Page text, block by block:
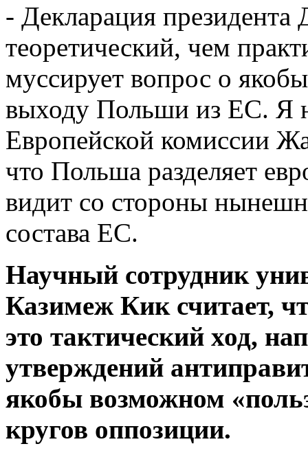
- Декларация президента
теоретический, чем
муссирует вопрос о
выходу Польши из ЕС. Я
Европейской комиссии
что Польша разделяет
видит со стороны
состава ЕС.
Научный сотрудник
Казимеж Кик считает,
это тактический ход,
утверждений
якобы возможном
кругов оппозиции.